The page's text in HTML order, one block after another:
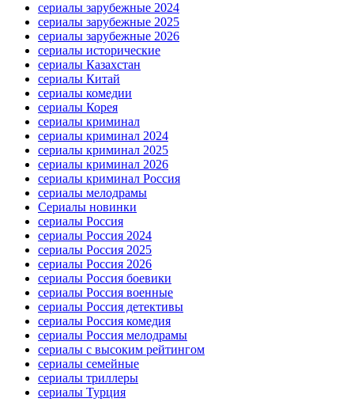
сериалы зарубежные 2024
сериалы зарубежные 2025
сериалы зарубежные 2026
сериалы исторические
сериалы Казахстан
сериалы Китай
сериалы комедии
сериалы Корея
сериалы криминал
сериалы криминал 2024
сериалы криминал 2025
сериалы криминал 2026
сериалы криминал Россия
сериалы мелодрамы
Сериалы новинки
сериалы Россия
сериалы Россия 2024
сериалы Россия 2025
сериалы Россия 2026
сериалы Россия боевики
сериалы Россия военные
сериалы Россия детективы
сериалы Россия комедия
сериалы Россия мелодрамы
сериалы с высоким рейтингом
сериалы семейные
сериалы триллеры
сериалы Турция